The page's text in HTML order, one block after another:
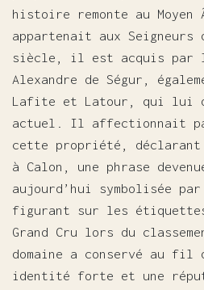
histoire remonte au Moyen
appartenait aux Seigneurs
siècle, il est acquis par
Alexandre de Ségur,
Lafite et Latour, qui lui
actuel. Il affectionnait
cette propriété,
à Calon, une phrase
aujourd’hui symbolisée
figurant sur les
Grand Cru lors du
domaine a conservé au fil
identité forte et une